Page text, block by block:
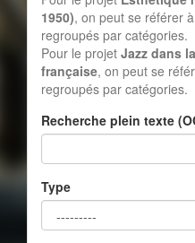
1950), on peut se référer
regroupés par catégories.
Pour le projet Jazz dans
française, on peut se
regroupés par catégories.
Recherche plein texte
Type